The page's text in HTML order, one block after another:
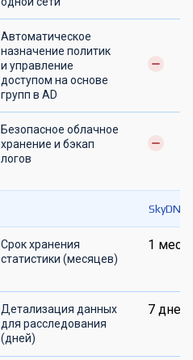
Автоматическое
назначение политик
и управление
доступом на основе
групп в AD
Безопасное облачное
хранение и бэкап
логов
Срок хранения
статистики (месяцев)
1 мес
Детализация данных
для расследования
(дней)
7 дней